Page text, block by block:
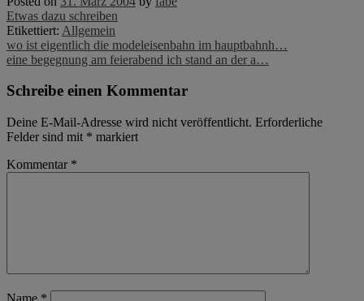
Etwas dazu schreiben
Etikettiert: Allgemein
Post
navigation
wo ist eigentlich die modeleisenbahn im hauptbahnh…
eine begegnung am feierabend ich stand an der a…
Schreibe einen Kommentar
Deine E-Mail-Adresse wird nicht veröffentlicht. Erforderliche
Felder sind mit * markiert
Kommentar *
Name *